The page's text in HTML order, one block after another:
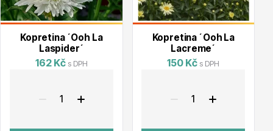
Kopretina ´Ooh La
Laspider´
162 Kč s DPH
Kopretina ´Ooh La
Lacreme´
150 Kč s DPH